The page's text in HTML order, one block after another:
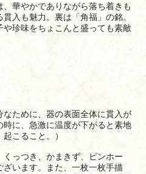
華やかでありながら落ち着きも
入も魅力。裏は「角福」の銘。
珍味をちょこんと盛っても素敵
ために、器の表面全体に貫入が
時に、急激に温度が下がると素地
こること。）
っつき、かまきず、ピンホー
います。また、一枚一枚手描